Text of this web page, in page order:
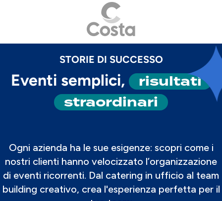
STORIE DI SUCCESSO
Eventi semplici,
risultati
straordinari
Ogni azienda ha le sue esigenze: scopri come i
nostri clienti hanno velocizzato l’organizzazione
di eventi ricorrenti. Dal catering in ufficio al team
building creativo, crea l'esperienza perfetta per il